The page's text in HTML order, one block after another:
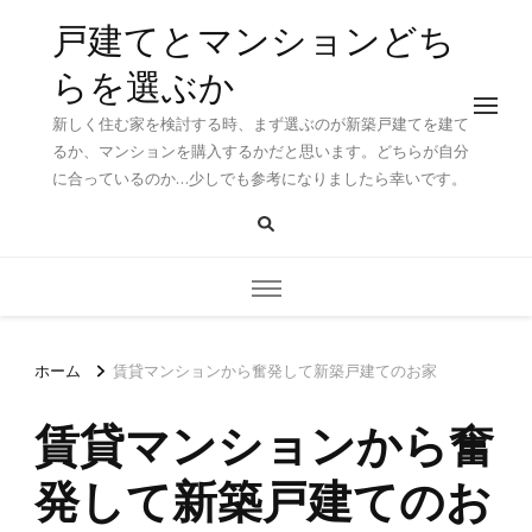
戸建てとマンションどち
らを選ぶか
新しく住む家を検討する時、まず選ぶのが新築戸建てを建て
るか、マンションを購入するかだと思います。どちらが自分
に合っているのか…少しでも参考になりましたら幸いです。
ホーム 賃貸マンションから奮発して新築戸建てのお家
賃貸マンションから奮
発して新築戸建てのお